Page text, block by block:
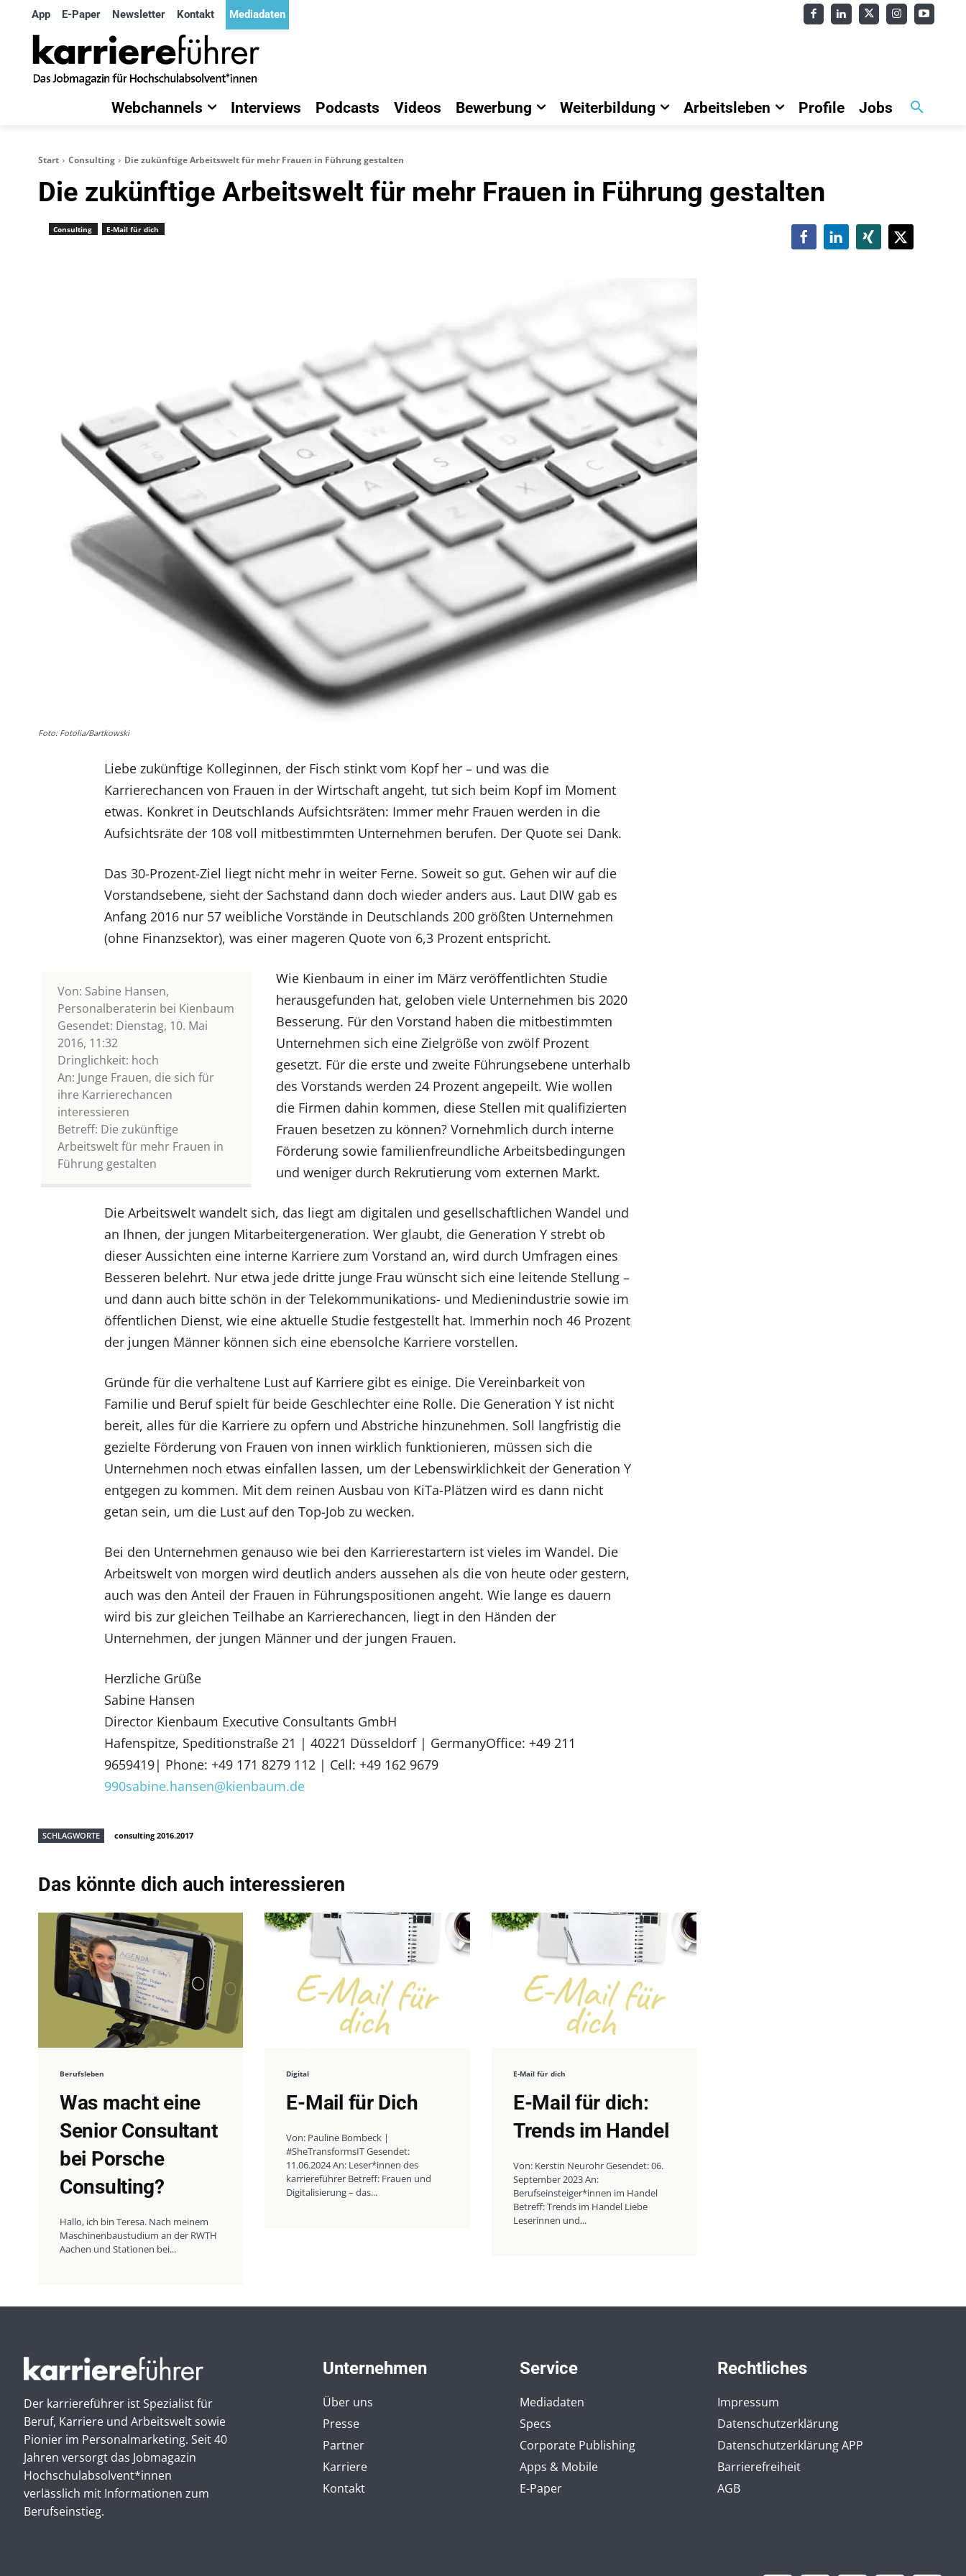
App E-Paper Newsletter Kontakt Mediadaten
Webchannels Interviews Podcasts Videos Bewerbung Weiterbildung Arbeitsleben Profile Jobs
Start Consulting Die zukünftige Arbeitswelt für mehr Frauen in Führung gestalten
Die zukünftige Arbeitswelt für mehr Frauen in Führung gestalten
Consulting E-Mail für dich
Foto: Fotolia/Bartkowski
Liebe zukünftige Kolleginnen, der Fisch stinkt vom Kopf her – und was die
Karrierechancen von Frauen in der Wirtschaft angeht, tut sich beim Kopf im Moment
etwas. Konkret in Deutschlands Aufsichtsräten: Immer mehr Frauen werden in die
Aufsichtsräte der 108 voll mitbestimmten Unternehmen berufen. Der Quote sei Dank.
Das 30-Prozent-Ziel liegt nicht mehr in weiter Ferne. Soweit so gut. Gehen wir auf die
Vorstandsebene, sieht der Sachstand dann doch wieder anders aus. Laut DIW gab es
Anfang 2016 nur 57 weibliche Vorstände in Deutschlands 200 größten Unternehmen
(ohne Finanzsektor), was einer mageren Quote von 6,3 Prozent entspricht.
Von: Sabine Hansen,
Personalberaterin bei Kienbaum
Gesendet: Dienstag, 10. Mai
2016, 11:32
Dringlichkeit: hoch
An: Junge Frauen, die sich für
ihre Karrierechancen
interessieren
Betreff: Die zukünftige
Arbeitswelt für mehr Frauen in
Führung gestalten
Wie Kienbaum in einer im März veröffentlichten Studie
herausgefunden hat, geloben viele Unternehmen bis 2020
Besserung. Für den Vorstand haben die mitbestimmten
Unternehmen sich eine Zielgröße von zwölf Prozent
gesetzt. Für die erste und zweite Führungsebene unterhalb
des Vorstands werden 24 Prozent angepeilt. Wie wollen
die Firmen dahin kommen, diese Stellen mit qualifizierten
Frauen besetzen zu können? Vornehmlich durch interne
Förderung sowie familienfreundliche Arbeitsbedingungen
und weniger durch Rekrutierung vom externen Markt.
Die Arbeitswelt wandelt sich, das liegt am digitalen und gesellschaftlichen Wandel und
an Ihnen, der jungen Mitarbeitergeneration. Wer glaubt, die Generation Y strebt ob
dieser Aussichten eine interne Karriere zum Vorstand an, wird durch Umfragen eines
Besseren belehrt. Nur etwa jede dritte junge Frau wünscht sich eine leitende Stellung –
und dann auch bitte schön in der Telekommunikations- und Medienindustrie sowie im
öffentlichen Dienst, wie eine aktuelle Studie festgestellt hat. Immerhin noch 46 Prozent
der jungen Männer können sich eine ebensolche Karriere vorstellen.
Gründe für die verhaltene Lust auf Karriere gibt es einige. Die Vereinbarkeit von
Familie und Beruf spielt für beide Geschlechter eine Rolle. Die Generation Y ist nicht
bereit, alles für die Karriere zu opfern und Abstriche hinzunehmen. Soll langfristig die
gezielte Förderung von Frauen von innen wirklich funktionieren, müssen sich die
Unternehmen noch etwas einfallen lassen, um der Lebenswirklichkeit der Generation Y
entgegen zu kommen. Mit dem reinen Ausbau von KiTa-Plätzen wird es dann nicht
getan sein, um die Lust auf den Top-Job zu wecken.
Bei den Unternehmen genauso wie bei den Karrierestartern ist vieles im Wandel. Die
Arbeitswelt von morgen wird deutlich anders aussehen als die von heute oder gestern,
auch was den Anteil der Frauen in Führungspositionen angeht. Wie lange es dauern
wird bis zur gleichen Teilhabe an Karrierechancen, liegt in den Händen der
Unternehmen, der jungen Männer und der jungen Frauen.
Herzliche Grüße
Sabine Hansen
Director Kienbaum Executive Consultants GmbH
Hafenspitze, Speditionstraße 21 | 40221 Düsseldorf | GermanyOffice: +49 211
9659419| Phone: +49 171 8279 112 | Cell: +49 162 9679
990sabine.hansen@kienbaum.de
SCHLAGWORTE consulting 2016.2017
Das könnte dich auch interessieren
Berufsleben
Was macht eine
Senior Consultant
bei Porsche
Consulting?
Hallo, ich bin Teresa. Nach meinem
Maschinenbaustudium an der RWTH
Aachen und Stationen bei...
Digital
E-Mail für Dich
Von: Pauline Bombeck |
#SheTransformsIT Gesendet:
11.06.2024 An: Leser*innen des
karriereführer Betreff: Frauen und
Digitalisierung – das...
E-Mail für dich
E-Mail für dich:
Trends im Handel
Von: Kerstin Neurohr Gesendet: 06.
September 2023 An:
Berufseinsteiger*innen im Handel
Betreff: Trends im Handel Liebe
Leserinnen und...
Der karriereführer ist Spezialist für
Beruf, Karriere und Arbeitswelt sowie
Pionier im Personal­marketing. Seit 40
Jahren versorgt das Jobmagazin
Hochschul­absolvent*innen
verlässlich mit Informationen zum
Berufseinstieg.
Unternehmen
Über uns
Presse
Partner
Karriere
Kontakt
Service
Mediadaten
Specs
Corporate Publishing
Apps & Mobile
E-Paper
Rechtliches
Impressum
Datenschutzerklärung
Datenschutzerklärung APP
Barrierefreiheit
AGB